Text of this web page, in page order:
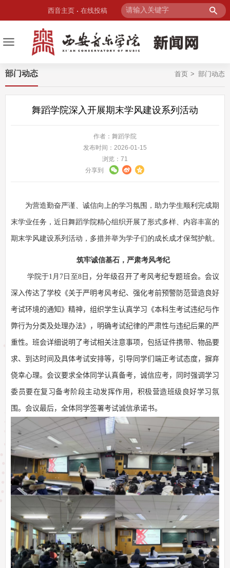
西音主页 在线投稿
首页 部门动态
部门动态
舞蹈学院深入开展期末学风建设系列活动
作者：舞蹈学院
发布时间：2026-01-15
浏览： 71
分享到
为营造勤奋严谨、诚信向上的学习氛围，助力学生顺利完成期
末学业任务，近日舞蹈学院精心组织开展了形式多样、内容丰富的
期末学风建设系列活动，多措并举为学子们的成长成才保驾护航。
筑牢诚信基石，严肃考风考纪
学院于1 月 7 日至8日，分年级召开了考风考纪专题班会。会议
深入传达了学校《关于严明考风考纪、强化考前预警防范营造良好
考试环境的通知》精神，组织学生认真学习《本科生考试违纪与作
弊行为分类及处理办法》，明确考试纪律的严肃性与违纪后果的严
重性。班会详细说明了考试相关注意事项，包括证件携带、物品要
求、到达时间及具体考试安排等，引导同学们端正考试态度，摒弃
侥幸心理。会议要求全体同学认真备考，诚信应考，同时强调学习
委员要在复习备考阶段主动发挥作用，积极营造班级良好学习氛
围。 会议最后，全体同学签署考试诚信承诺书。